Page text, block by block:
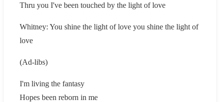
Thru you I've been touched by the light of love
Whitney: You shine the light of love you shine the light of
love
(Ad-libs)
I'm living the fantasy
Hopes been reborn in me